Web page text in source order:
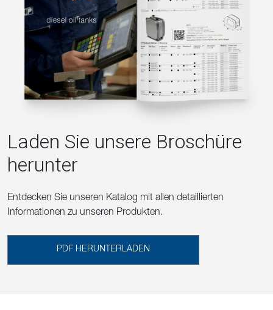
Laden Sie unsere Broschüre
herunter
Entdecken Sie unseren Katalog mit allen detaillierten
Informationen zu unseren Produkten.
PDF HERUNTERLADEN